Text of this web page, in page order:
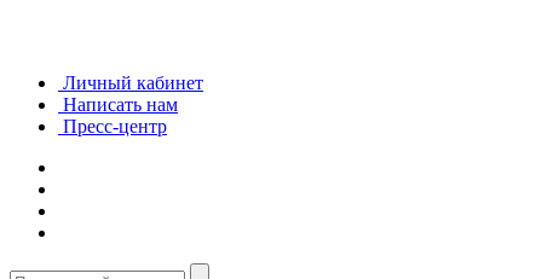
Личный кабинет
Написать нам
Пресс-центр